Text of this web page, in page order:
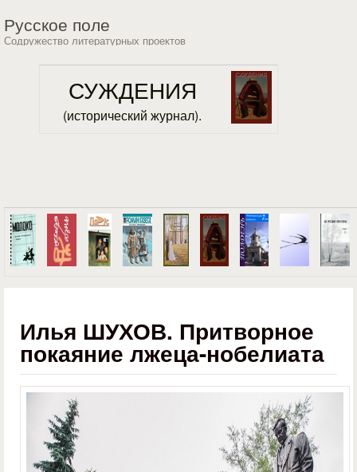
Русское поле
Содружество литературных проектов
СУЖДЕНИЯ
(исторический журнал).
Илья ШУХОВ. Притворное
покаяние лжеца-нобелиата